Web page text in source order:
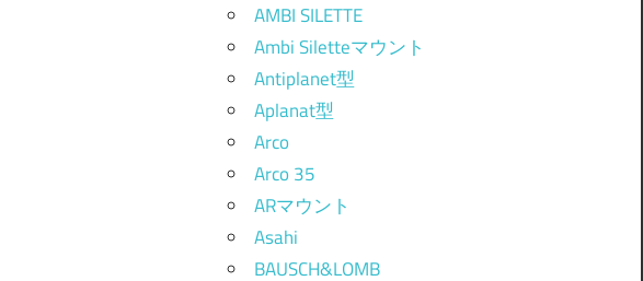
AMBI SILETTE
Ambi Siletteマウント
Antiplanet型
Aplanat型
Arco
Arco 35
ARマウント
Asahi
BAUSCH&LOMB